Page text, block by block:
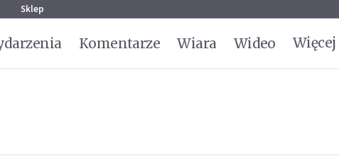
Sklep
Komentarze Wiara Wideo Więcej